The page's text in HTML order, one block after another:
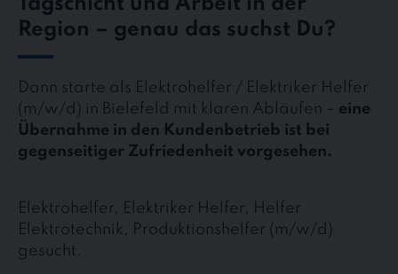
Region – genau das suchst Du?
Dann starte als Elektrohelfer / Elektriker Helfer
(m/w/d) in Bielefeld mit klaren Abläufen – eine
Übernahme in den Kundenbetrieb ist bei
gegenseitiger Zufriedenheit vorgesehen.
Elektrohelfer, Elektriker Helfer, Helfer
Elektrotechnik, Produktionshelfer (m/w/d)
gesucht.